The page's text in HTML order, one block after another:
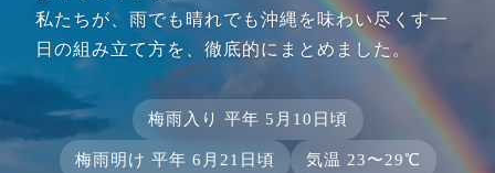
私たちが、雨でも晴れでも沖縄を味わい尽くす一
日の組み立て方を、徹底的にまとめました。
梅雨入り 平年 5月10日頃
梅雨明け 平年 6月21日頃 気温 23〜29℃